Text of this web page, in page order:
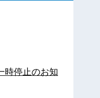
時停止のお知